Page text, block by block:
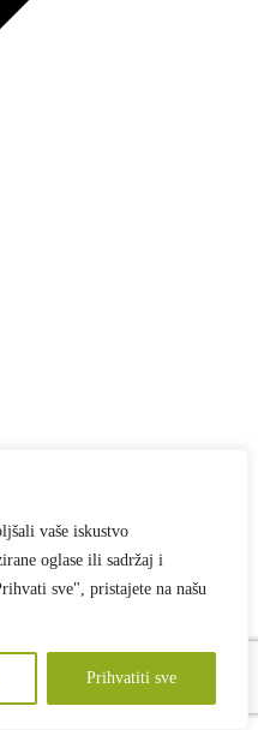
vaše iskustvo
oglase ili sadržaj i
sve", pristajete na našu
Prihvatiti sve